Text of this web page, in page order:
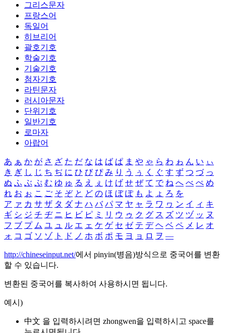
그리스문자
프랑스어
독일어
히브리어
괄호기호
학술기호
기술기호
첨자기호
라틴문자
러시아문자
단위기호
일반기호
로마자
아랍어
あ ぁ か が さ ざ た だ な は ば ぱ ま や ゃ ら わ ゎ ん い ぃ
き ぎ し じ ち ぢ に ひ び ぴ み り う ぅ く ぐ す ず つ づ っ
ぬ ふ ぶ ぷ む ゆ ゅ る え ぇ け げ せ ぜ て で ね へ べ ぺ め
れ お ぉ こ ご そ ぞ と ど の ほ ぼ ぽ も よ ょ ろ を
ア ァ カ サ ザ タ ダ ナ ハ バ パ マ ヤ ャ ラ ワ ヮ ン イ ィ キ
ギ シ ジ チ ヂ ニ ヒ ビ ピ ミ リ ウ ゥ ク グ ス ズ ツ ヅ ッ ヌ
フ ブ プ ム ユ ュ ル エ ェ ケ ゲ セ ゼ テ デ ヘ ベ ペ メ レ オ
ォ コ ゴ ソ ゾ ト ド ノ ホ ボ ポ モ ヨ ョ ロ ヲ ―
http://chineseinput.net/에서 pinyin(병음)방식으로 중국어를 변환
할 수 있습니다.
변환된 중국어를 복사하여 사용하시면 됩니다.
예시)
中文 을 입력하시려면 zhongwen을 입력하시고 space를